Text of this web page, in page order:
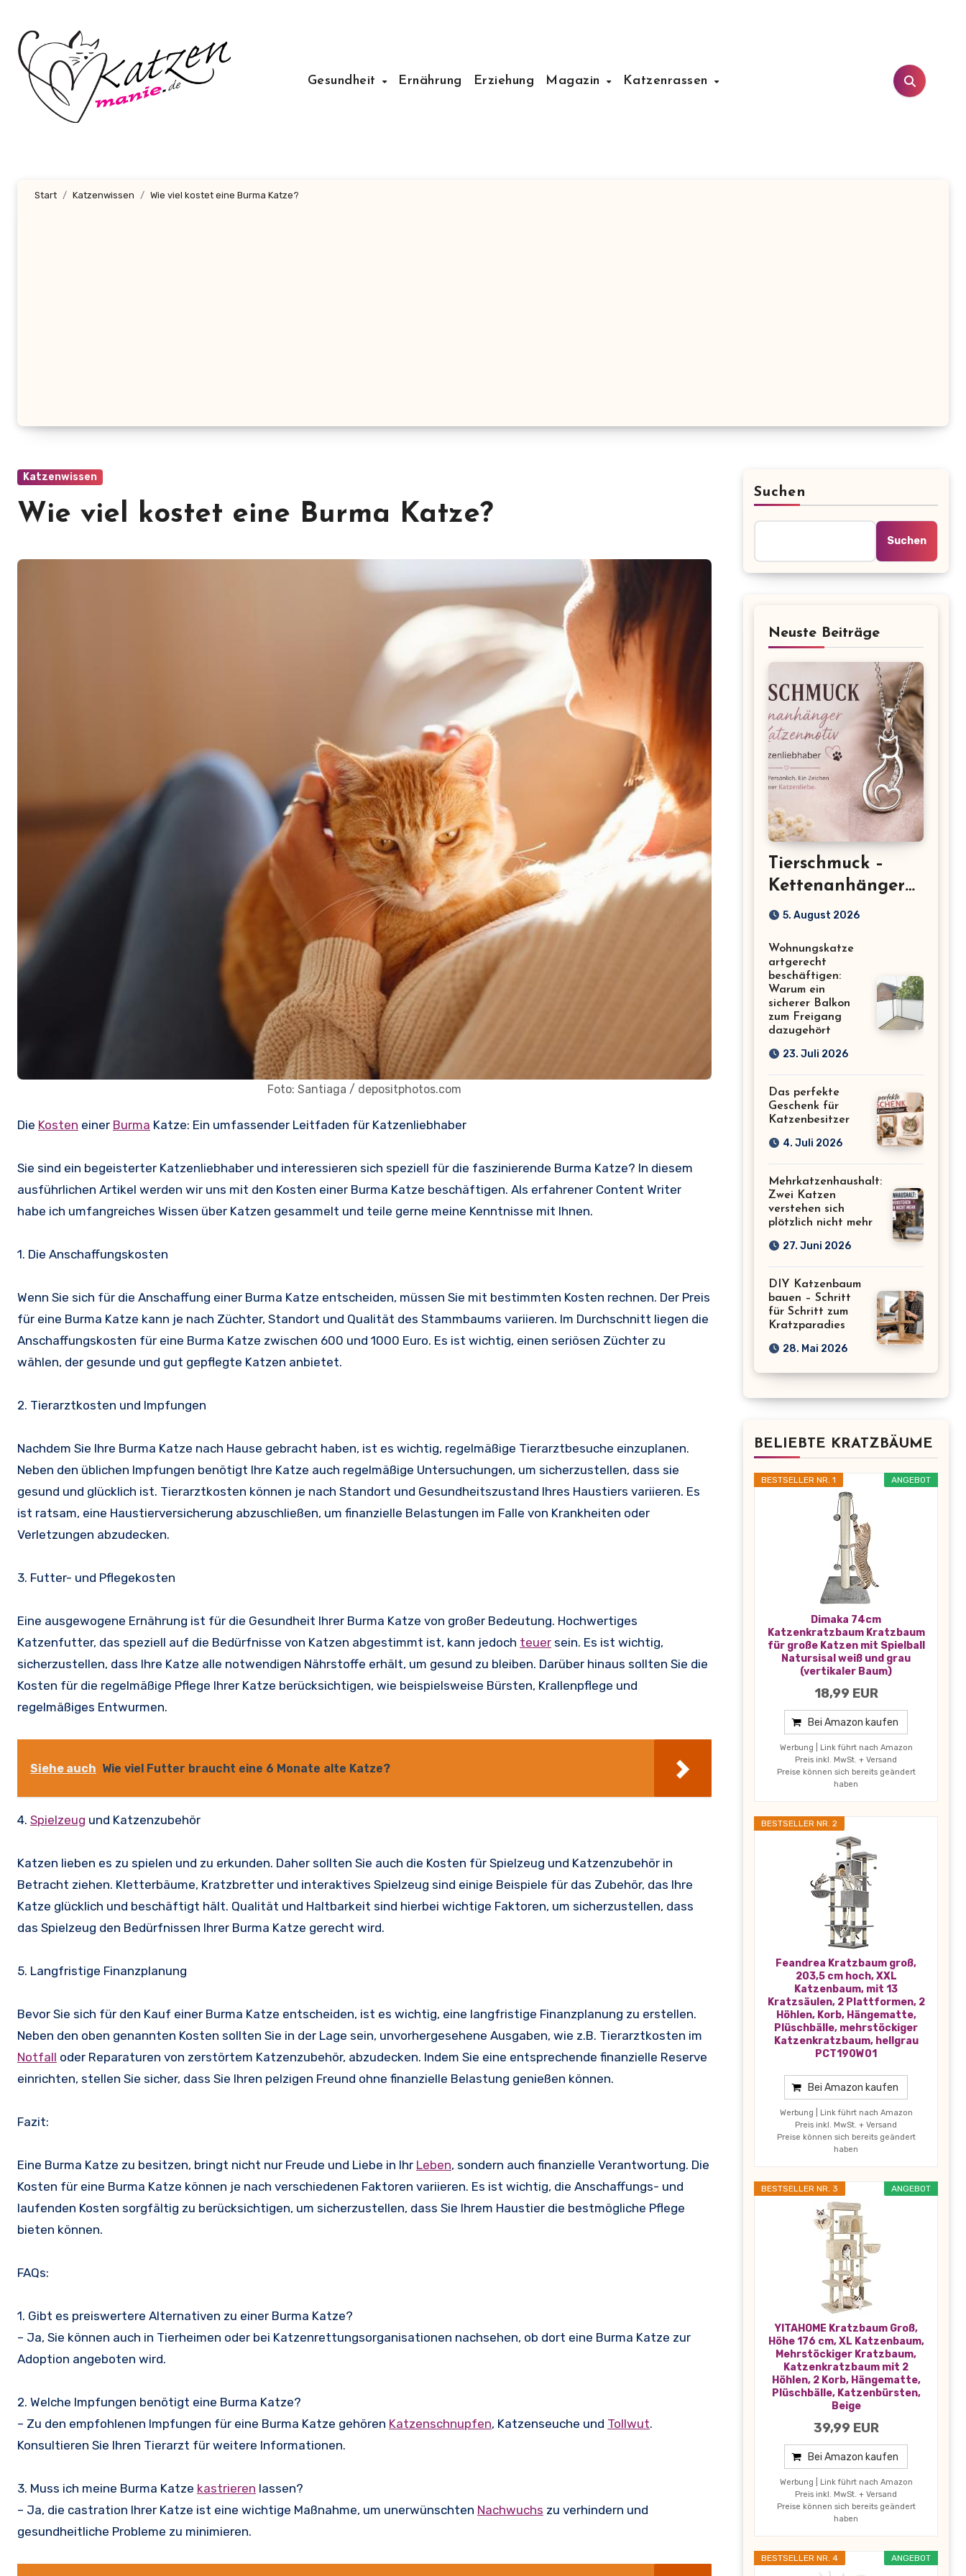
Inhalt
springen
Gesundheit Ernährung Erziehung Magazin Katzenrassen
Start Katzenwissen Wie viel kostet eine Burma Katze?
Katzenwissen
Wie viel kostet eine Burma Katze?
Foto: Santiaga / depositphotos.com
Die Kosten einer Burma Katze: Ein umfassender Leitfaden für Katzenliebhaber
Sie sind ein begeisterter Katzenliebhaber und interessieren sich speziell für die faszinierende Burma Katze? In diesem
ausführlichen Artikel werden wir uns mit den Kosten einer Burma Katze beschäftigen. Als erfahrener Content Writer
habe ich umfangreiches Wissen über Katzen gesammelt und teile gerne meine Kenntnisse mit Ihnen.
1. Die Anschaffungskosten
Wenn Sie sich für die Anschaffung einer Burma Katze entscheiden, müssen Sie mit bestimmten Kosten rechnen. Der Preis
für eine Burma Katze kann je nach Züchter, Standort und Qualität des Stammbaums variieren. Im Durchschnitt liegen die
Anschaffungskosten für eine Burma Katze zwischen 600 und 1000 Euro. Es ist wichtig, einen seriösen Züchter zu
wählen, der gesunde und gut gepflegte Katzen anbietet.
2. Tierarztkosten und Impfungen
Nachdem Sie Ihre Burma Katze nach Hause gebracht haben, ist es wichtig, regelmäßige Tierarztbesuche einzuplanen.
Neben den üblichen Impfungen benötigt Ihre Katze auch regelmäßige Untersuchungen, um sicherzustellen, dass sie
gesund und glücklich ist. Tierarztkosten können je nach Standort und Gesundheitszustand Ihres Haustiers variieren. Es
ist ratsam, eine Haustierversicherung abzuschließen, um finanzielle Belastungen im Falle von Krankheiten oder
Verletzungen abzudecken.
3. Futter- und Pflegekosten
Eine ausgewogene Ernährung ist für die Gesundheit Ihrer Burma Katze von großer Bedeutung. Hochwertiges
Katzenfutter, das speziell auf die Bedürfnisse von Katzen abgestimmt ist, kann jedoch teuer sein. Es ist wichtig,
sicherzustellen, dass Ihre Katze alle notwendigen Nährstoffe erhält, um gesund zu bleiben. Darüber hinaus sollten Sie die
Kosten für die regelmäßige Pflege Ihrer Katze berücksichtigen, wie beispielsweise Bürsten, Krallenpflege und
regelmäßiges Entwurmen.
Siehe auch Wie viel Futter braucht eine 6 Monate alte Katze?
4. Spielzeug und Katzenzubehör
Katzen lieben es zu spielen und zu erkunden. Daher sollten Sie auch die Kosten für Spielzeug und Katzenzubehör in
Betracht ziehen. Kletterbäume, Kratzbretter und interaktives Spielzeug sind einige Beispiele für das Zubehör, das Ihre
Katze glücklich und beschäftigt hält. Qualität und Haltbarkeit sind hierbei wichtige Faktoren, um sicherzustellen, dass
das Spielzeug den Bedürfnissen Ihrer Burma Katze gerecht wird.
5. Langfristige Finanzplanung
Bevor Sie sich für den Kauf einer Burma Katze entscheiden, ist es wichtig, eine langfristige Finanzplanung zu erstellen.
Neben den oben genannten Kosten sollten Sie in der Lage sein, unvorhergesehene Ausgaben, wie z.B. Tierarztkosten im
Notfall oder Reparaturen von zerstörtem Katzenzubehör, abzudecken. Indem Sie eine entsprechende finanzielle Reserve
einrichten, stellen Sie sicher, dass Sie Ihren pelzigen Freund ohne finanzielle Belastung genießen können.
Fazit:
Eine Burma Katze zu besitzen, bringt nicht nur Freude und Liebe in Ihr Leben, sondern auch finanzielle Verantwortung. Die
Kosten für eine Burma Katze können je nach verschiedenen Faktoren variieren. Es ist wichtig, die Anschaffungs- und
laufenden Kosten sorgfältig zu berücksichtigen, um sicherzustellen, dass Sie Ihrem Haustier die bestmögliche Pflege
bieten können.
FAQs:
1. Gibt es preiswertere Alternativen zu einer Burma Katze?
– Ja, Sie können auch in Tierheimen oder bei Katzenrettungsorganisationen nachsehen, ob dort eine Burma Katze zur
Adoption angeboten wird.
2. Welche Impfungen benötigt eine Burma Katze?
– Zu den empfohlenen Impfungen für eine Burma Katze gehören Katzenschnupfen, Katzenseuche und Tollwut.
Konsultieren Sie Ihren Tierarzt für weitere Informationen.
3. Muss ich meine Burma Katze kastrieren lassen?
– Ja, die castration Ihrer Katze ist eine wichtige Maßnahme, um unerwünschten Nachwuchs zu verhindern und
gesundheitliche Probleme zu minimieren.
Suchen
Suchen
Neuste Beiträge
Tierschmuck –
Kettenanhänger
mit Katzenmotiv
Katzenliebhaber
5. August 2026
Wohnungskatze
artgerecht
beschäftigen:
Warum ein
sicherer Balkon
zum Freigang
dazugehört
23. Juli 2026
Das perfekte
Geschenk für
Katzenbesitzer
4. Juli 2026
Mehrkatzenhaushalt:
Zwei Katzen
verstehen sich
plötzlich nicht mehr
27. Juni 2026
DIY Katzenbaum
bauen – Schritt
für Schritt zum
Kratzparadies
28. Mai 2026
BELIEBTE KRATZBÄUME
ANGEBOT
BESTSELLER NR. 1
Dimaka 74cm
Katzenkratzbaum Kratzbaum
für große Katzen mit Spielball
Natursisal weiß und grau
(vertikaler Baum)
18,99 EUR
Bei Amazon kaufen
Werbung | Link führt nach Amazon
Preis inkl. MwSt. + Versand
Preise können sich bereits geändert
haben
BESTSELLER NR. 2
Feandrea Kratzbaum groß,
203,5 cm hoch, XXL
Katzenbaum, mit 13
Kratzsäulen, 2 Plattformen, 2
Höhlen, Korb, Hängematte,
Plüschbälle, mehrstöckiger
Katzenkratzbaum, hellgrau
PCT190W01
Bei Amazon kaufen
Werbung | Link führt nach Amazon
Preis inkl. MwSt. + Versand
Preise können sich bereits geändert
haben
ANGEBOT
BESTSELLER NR. 3
YITAHOME Kratzbaum Groß,
Höhe 176 cm, XL Katzenbaum,
Mehrstöckiger Kratzbaum,
Katzenkratzbaum mit 2
Höhlen, 2 Korb, Hängematte,
Plüschbälle, Katzenbürsten,
Beige
39,99 EUR
Bei Amazon kaufen
Werbung | Link führt nach Amazon
Preis inkl. MwSt. + Versand
Preise können sich bereits geändert
haben
ANGEBOT
BESTSELLER NR. 4